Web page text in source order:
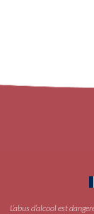
L’abus d’alcool est